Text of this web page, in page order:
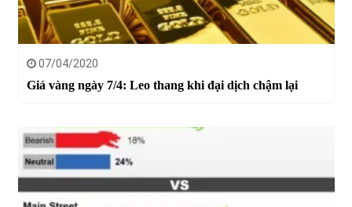
07/04/2020
Giá vàng ngày 7/4: Leo thang khi đại dịch chậm lại